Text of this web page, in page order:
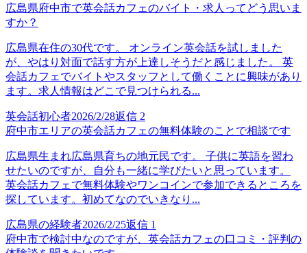
広島県府中市で英会話カフェのバイト・求人ってどう思いま
すか？
広島県在住の30代です。 オンライン英会話を試しました
が、やはり対面で話す方が上達しそうだと感じました。 英
会話カフェでバイトやスタッフとして働くことに興味があり
ます。求人情報はどこで見つけられる...
英会話初心者2026/2/28返信 2
府中市エリアの英会話カフェの無料体験のことで相談です
広島県生まれ広島県育ちの地元民です。 子供に英語を習わ
せたいのですが、自分も一緒に学びたいと思っています。
英会話カフェで無料体験やワンコインで参加できるところを
探しています。初めてなのでいきなり...
広島県の経験者2026/2/25返信 1
府中市で検討中なのですが、英会話カフェの口コミ・評判の